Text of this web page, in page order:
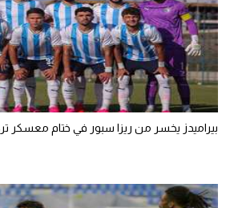
بيراميدز يخسر من ريزا سبور في ختام معسكر